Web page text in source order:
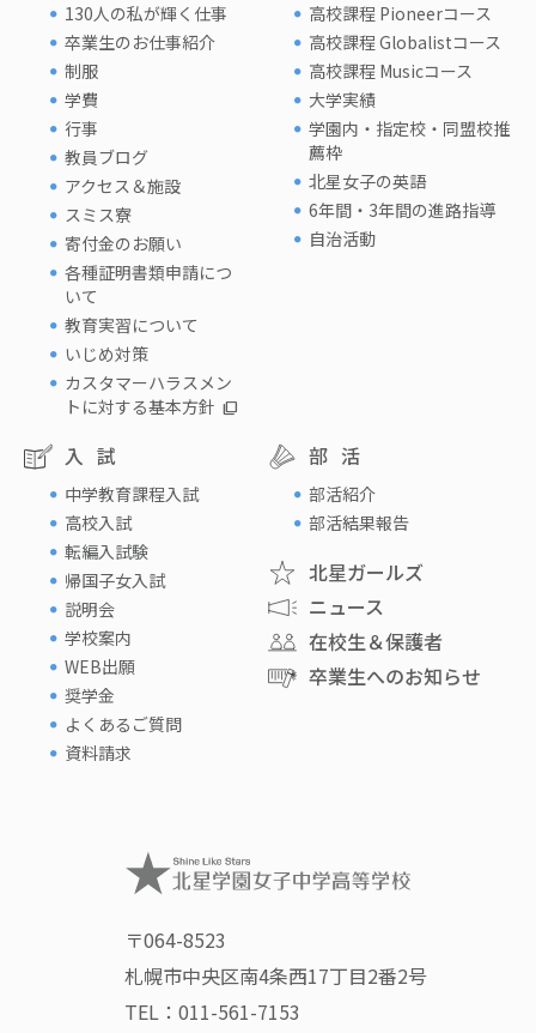
130人の私が輝く仕事
卒業生のお仕事紹介
制服
学費
行事
教員ブログ
アクセス＆施設
スミス寮
寄付金のお願い
各種証明書類申請につ
いて
教育実習について
いじめ対策
カスタマーハラスメン
トに対する基本方針
高校課程 Pioneerコース
高校課程 Globalistコース
高校課程 Musicコース
大学実績
学園内・指定校・同盟校推
薦枠
北星女子の英語
6年間・3年間の進路指導
自治活動
入試
中学教育課程入試
高校入試
転編入試験
帰国子女入試
説明会
学校案内
WEB出願
奨学金
よくあるご質問
資料請求
部活
部活紹介
部活結果報告
北星ガールズ
ニュース
在校生＆保護者
卒業生へのお知らせ
〒064-8523
札幌市中央区南4条西17丁目2番2号
TEL： 011-561-7153